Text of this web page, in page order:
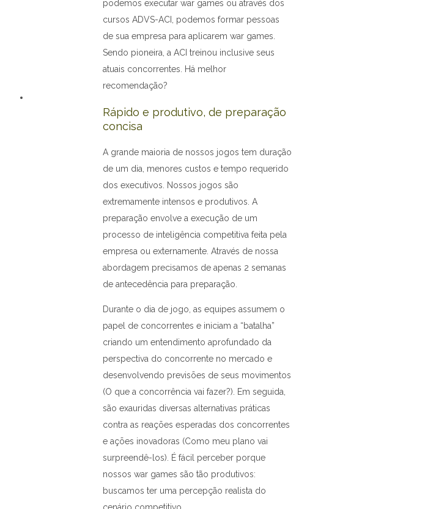
podemos executar war games ou através dos
cursos ADVS-ACI, podemos formar pessoas
de sua empresa para aplicarem war games.
Sendo pioneira, a ACI treinou inclusive seus
atuais concorrentes. Há melhor
recomendação?
Rápido e produtivo, de preparação
concisa
A grande maioria de nossos jogos tem duração
de um dia, menores custos e tempo requerido
dos executivos. Nossos jogos são
extremamente intensos e produtivos. A
preparação envolve a execução de um
processo de inteligência competitiva feita pela
empresa ou externamente. Através de nossa
abordagem precisamos de apenas 2 semanas
de antecedência para preparação.
Durante o dia de jogo, as equipes assumem o
papel de concorrentes e iniciam a “batalha”
criando um entendimento aprofundado da
perspectiva do concorrente no mercado e
desenvolvendo previsões de seus movimentos
(O que a concorrência vai fazer?). Em seguida,
são exauridas diversas alternativas práticas
contra as reações esperadas dos concorrentes
e ações inovadoras (Como meu plano vai
surpreendê-los). É fácil perceber porque
nossos war games são tão produtivos:
buscamos ter uma percepção realista do